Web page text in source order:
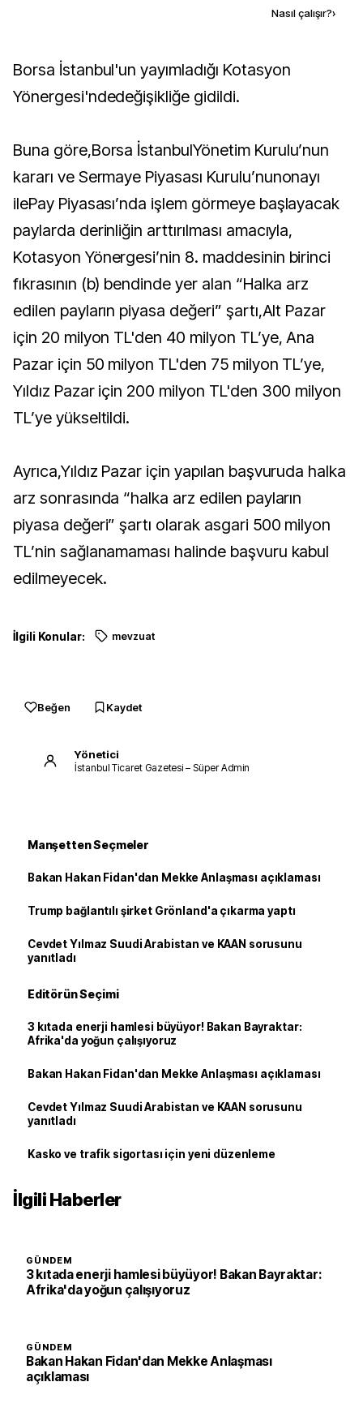
Nasıl çalışır?›
Borsa İstanbul'un yayımladığı Kotasyon
Yönergesi'ndedeğişikliğe gidildi.
Buna göre,Borsa İstanbulYönetim Kurulu’nun
kararı ve Sermaye Piyasası Kurulu’nunonayı
ilePay Piyasası’nda işlem görmeye başlayacak
paylarda derinliğin arttırılması amacıyla,
Kotasyon Yönergesi’nin 8. maddesinin birinci
fıkrasının (b) bendinde yer alan “Halka arz
edilen payların piyasa değeri” şartı,Alt Pazar
için 20 milyon TL'den 40 milyon TL’ye, Ana
Pazar için 50 milyon TL'den 75 milyon TL’ye,
Yıldız Pazar için 200 milyon TL'den 300 milyon
TL’ye yükseltildi.
Ayrıca,Yıldız Pazar için yapılan başvuruda halka
arz sonrasında “halka arz edilen payların
piyasa değeri” şartı olarak asgari 500 milyon
TL’nin sağlanamaması halinde başvuru kabul
edilmeyecek.
İlgili Konular: mevzuat
Beğen Kaydet
Yönetici
İstanbul Ticaret Gazetesi – Süper Admin
Manşetten Seçmeler
Bakan Hakan Fidan'dan Mekke Anlaşması açıklaması
Trump bağlantılı şirket Grönland'a çıkarma yaptı
Cevdet Yılmaz Suudi Arabistan ve KAAN sorusunu
yanıtladı
Editörün Seçimi
3 kıtada enerji hamlesi büyüyor! Bakan Bayraktar:
Afrika'da yoğun çalışıyoruz
Bakan Hakan Fidan'dan Mekke Anlaşması açıklaması
Cevdet Yılmaz Suudi Arabistan ve KAAN sorusunu
yanıtladı
Kasko ve trafik sigortası için yeni düzenleme
İlgili Haberler
GÜNDEM
3 kıtada enerji hamlesi büyüyor! Bakan Bayraktar:
Afrika'da yoğun çalışıyoruz
GÜNDEM
Bakan Hakan Fidan'dan Mekke Anlaşması
açıklaması